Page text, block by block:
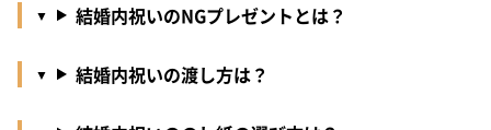
結婚内祝いのNGプレゼントとは？
結婚内祝いの渡し方は？